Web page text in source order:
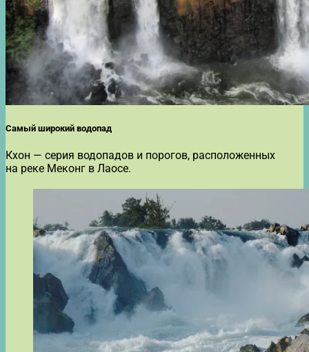
Самый широкий водопад
Кхон — серия водопадов и порогов, расположенных
на реке Меконг в Лаосе.